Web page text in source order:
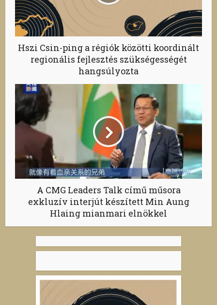
Hszi Csin-ping a régiók közötti koordinált
regionális fejlesztés szükségességét
hangsúlyozta
A CMG Leaders Talk című műsora
exkluzív interjút készített Min Aung
Hlaing mianmari elnökkel